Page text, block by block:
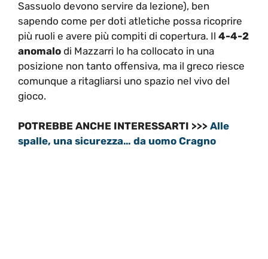
Sassuolo devono servire da lezione), ben
sapendo come per doti atletiche possa ricoprire
più ruoli e avere più compiti di copertura. Il 4-4-2
anomalo di Mazzarri lo ha collocato in una
posizione non tanto offensiva, ma il greco riesce
comunque a ritagliarsi uno spazio nel vivo del
gioco.
POTREBBE ANCHE INTERESSARTI >>> Alle
spalle, una sicurezza… da uomo Cragno